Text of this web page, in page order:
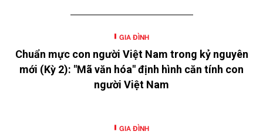
GIA ĐÌNH
Chuẩn mực con người Việt Nam trong kỷ nguyên
mới (Kỳ 2): "Mã văn hóa" định hình căn tính con
người Việt Nam
GIA ĐÌNH